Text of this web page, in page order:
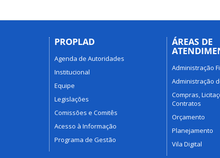
PROPLAD
Agenda de Autoridades
Institucional
Equipe
Legislações
Comissões e Comitês
Acesso à Informação
Programa de Gestão
ÁREAS DE
Administração
Administração
Compras,
Contratos
Orçamento
Planejamento
Vila Digital